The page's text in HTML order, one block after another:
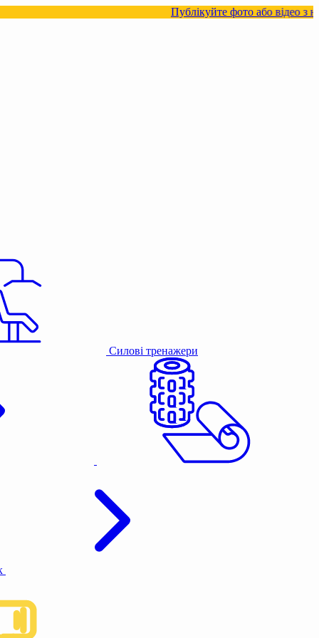
Публікуйте фото або відео з нашими
Силові тренажери